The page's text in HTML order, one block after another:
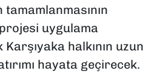
uygulama
halkının uzun
hayata geçirecek.